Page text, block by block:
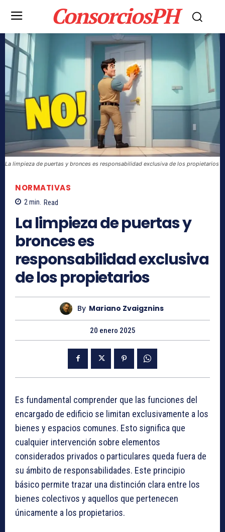
ConsorciosPH
La limpieza de puertas y bronces es responsabilidad exclusiva de los propietarios
NORMATIVAS
2min. Read
La limpieza de puertas y
bronces es
responsabilidad exclusiva
de los propietarios
By Mariano Zvaigznins
20 enero 2025
Es fundamental comprender que las funciones del
encargado de edificio se limitan exclusivamente a los
bienes y espacios comunes. Esto significa que
cualquier intervención sobre elementos
considerados privados o particulares queda fuera de
su ámbito de responsabilidades. Este principio
básico permite trazar una distinción clara entre los
bienes colectivos y aquellos que pertenecen
únicamente a los propietarios.